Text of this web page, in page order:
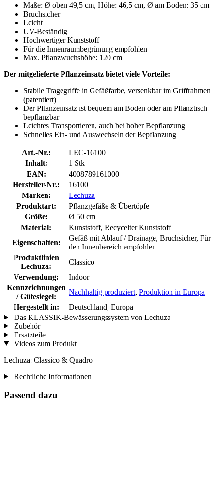
Maße: Ø oben 49,5 cm, Höhe: 46,5 cm, Ø am Boden: 35 cm
Bruchsicher
Leicht
UV-Beständig
Hochwertiger Kunststoff
Für die Innenraumbegrünung empfohlen
Max. Pflanzwuchshöhe: 120 cm
Der mitgelieferte Pflanzeinsatz bietet viele Vorteile:
Stabile Tragegriffe in Gefäßfarbe, versenkbar im Griffrahmen
(patentiert)
Der Pflanzeinsatz ist bequem am Boden oder am Pflanztisch
bepflanzbar
Leichtes Transportieren, auch bei hoher Bepflanzung
Schnelles Ein- und Auswechseln der Bepflanzung
Art.-Nr.:
LEC-16100
Inhalt:
1 Stk
EAN:
4008789161000
Hersteller-Nr.:
16100
Marken:
Lechuza
Produktart:
Pflanzgefäße & Übertöpfe
Größe:
Ø 50 cm
Material:
Kunststoff, Recycelter Kunststoff
Eigenschaften:
Gefäß mit Ablauf / Drainage, Bruchsicher, Für
den Innenbereich empfohlen
Produktlinien
Lechuza:
Classico
Verwendung:
Indoor
Kennzeichnungen
/ Gütesiegel:
Nachhaltig produziert, Produktion in Europa
Hergestellt in:
Deutschland, Europa
Das KLASSIK-Bewässerungssystem von Lechuza
Zubehör
Ersatzteile
Videos zum Produkt
Lechuza: Classico & Quadro
Rechtliche Informationen
Passend dazu